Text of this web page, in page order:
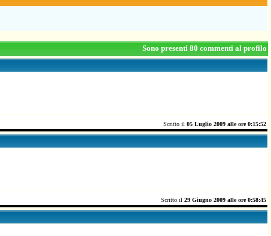
Sono presenti 80 commenti al profilo
Scritto il 05 Luglio 2009 alle ore 0:15:52
Scritto il 29 Giugno 2009 alle ore 0:58:45